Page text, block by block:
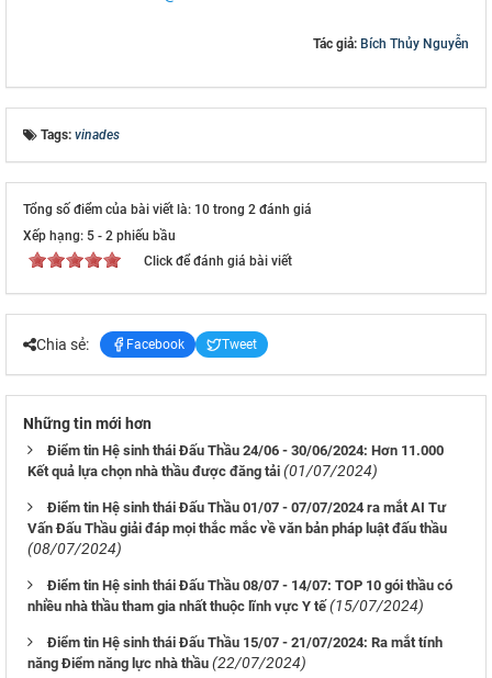
Tác giả: Bích Thủy Nguyễn
Tags: vinades
Tổng số điểm của bài viết là: 10 trong 2 đánh giá
Xếp hạng: 5 - 2 phiếu bầu
Click để đánh giá bài viết
Chia sẻ: Facebook Tweet
Những tin mới hơn
Điểm tin Hệ sinh thái Đấu Thầu 24/06 - 30/06/2024: Hơn 11.000
Kết quả lựa chọn nhà thầu được đăng tải (01/07/2024)
Điểm tin Hệ sinh thái Đấu Thầu 01/07 - 07/07/2024 ra mắt AI Tư
Vấn Đấu Thầu giải đáp mọi thắc mắc về văn bản pháp luật đấu thầu
(08/07/2024)
Điểm tin Hệ sinh thái Đấu Thầu 08/07 - 14/07: TOP 10 gói thầu có
nhiều nhà thầu tham gia nhất thuộc lĩnh vực Y tế (15/07/2024)
Điểm tin Hệ sinh thái Đấu Thầu 15/07 - 21/07/2024: Ra mắt tính
năng Điểm năng lực nhà thầu (22/07/2024)